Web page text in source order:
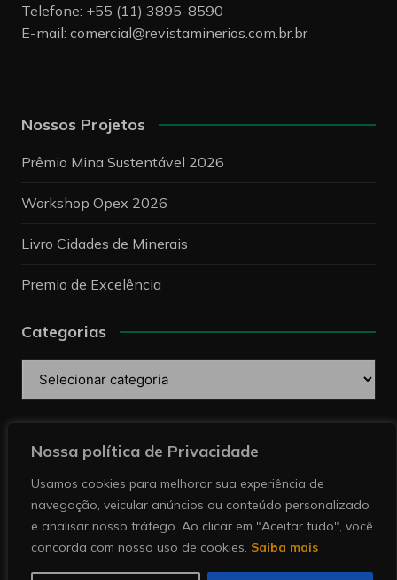
Nossa política de Privacidade
Usamos cookies para melhorar sua experiência de
navegação, veicular anúncios ou conteúdo personalizado
e analisar nosso tráfego. Ao clicar em "Aceitar tudo", você
concorda com nosso uso de cookies. Saiba mais
Telefone: +55 (11) 3895-8590
E-mail: comercial@revistaminerios.com.br.br
Nossos Projetos
Prêmio Mina Sustentável 2026
Workshop Opex 2026
Livro Cidades de Minerais
Premio de Excelência
Categorias